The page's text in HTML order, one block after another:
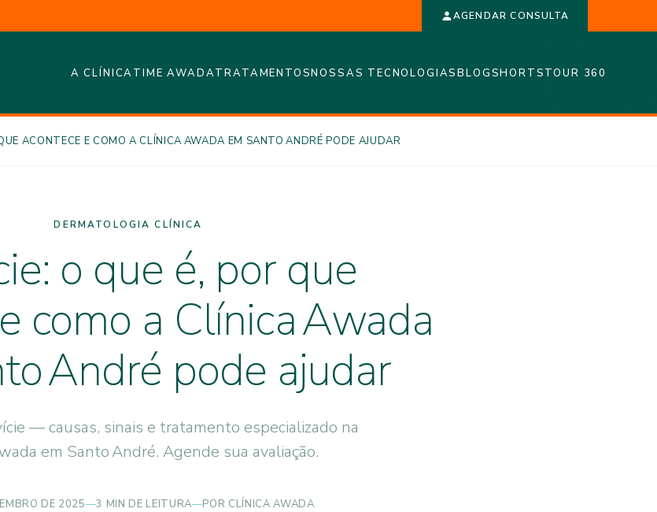
AGENDAR CONSULTA
A CLÍNICATIME AWADATRATAMENTOSNOSSAS TECNOLOGIASBLOGSHORTSTOUR 360
ACONTECE E COMO A CLÍNICA AWADA EM SANTO ANDRÉ PODE AJUDAR
DERMATOLOGIA CLÍNICA
o que é, por que
como a Clínica Awada
André pode ajudar
— causas, sinais e tratamento especializado na
em Santo André. Agende sua avaliação.
DE 2025—3 MIN DE LEITURA—POR CLÍNICA AWADA